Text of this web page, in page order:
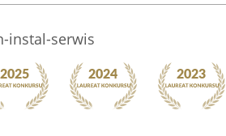
instal-serwis